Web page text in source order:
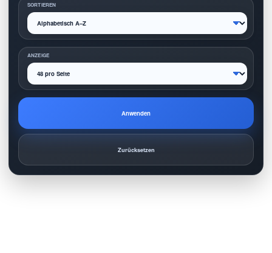
SORTIEREN
ANZEIGE
Anwenden
Zurücksetzen